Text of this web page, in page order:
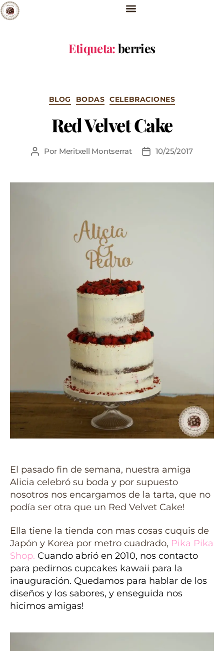
Etiqueta:berries
BLOG BODAS CELEBRACIONES
Red Velvet Cake
Por Meritxell Montserrat 10/25/2017
El pasado fin de semana, nuestra amiga
Alicia celebró su boda y por supuesto
nosotros nos encargamos de la tarta, que no
podía ser otra que un Red Velvet Cake!
Ella tiene la tienda con mas cosas cuquis de
Japón y Korea por metro cuadrado, Pika Pika
Shop. Cuando abrió en 2010, nos contacto
para pedirnos cupcakes kawaii para la
inauguración. Quedamos para hablar de los
diseños y los sabores, y enseguida nos
hicimos amigas!